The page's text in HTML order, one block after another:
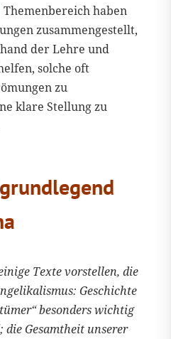
Themenbereich haben
zusammengestellt,
der Lehre und
solche oft
zu
klare Stellung zu
Texte vorstellen, die
Geschichte
besonders wichtig
Gesamtheit unserer